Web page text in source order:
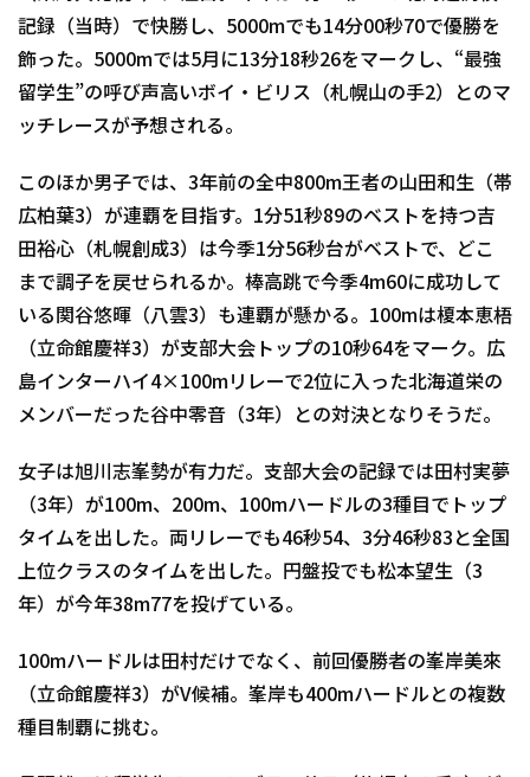
記録（当時）で快勝し、5000mでも14分00秒70で優勝を
飾った。5000mでは5月に13分18秒26をマークし、“最強
留学生”の呼び声高いボイ・ビリス（札幌山の手2）とのマ
ッチレースが予想される。
このほか男子では、3年前の全中800m王者の山田和生（帯
広柏葉3）が連覇を目指す。1分51秒89のベストを持つ吉
田裕心（札幌創成3）は今季1分56秒台がベストで、どこ
まで調子を戻せられるか。棒高跳で今季4m60に成功して
いる関谷悠暉（八雲3）も連覇が懸かる。100mは榎本恵梧
（立命館慶祥3）が支部大会トップの10秒64をマーク。広
島インターハイ4×100mリレーで2位に入った北海道栄の
メンバーだった谷中零音（3年）との対決となりそうだ。
女子は旭川志峯勢が有力だ。支部大会の記録では田村実夢
（3年）が100m、200m、100mハードルの3種目でトップ
タイムを出した。両リレーでも46秒54、3分46秒83と全国
上位クラスのタイムを出した。円盤投でも松本望生（3
年）が今年38m77を投げている。
100mハードルは田村だけでなく、前回優勝者の峯岸美來
（立命館慶祥3）がV候補。峯岸も400mハードルとの複数
種目制覇に挑む。